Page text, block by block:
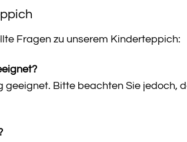
Fragen zu unserem Kinderteppich:
geeignet. Bitte beachten Sie